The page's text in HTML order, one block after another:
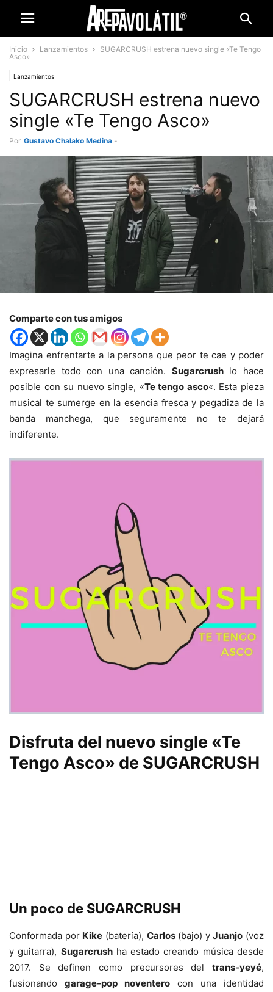
Inicio Lanzamientos
SUGARCRUSH estrena nuevo single «Te Tengo
Asco»
Lanzamientos
SUGARCRUSH estrena nuevo
single «Te Tengo Asco»
Por Gustavo Chalako Medina -
Comparte con tus amigos
Imagina enfrentarte a la persona que peor te cae y poder
expresarle todo con una canción. Sugarcrushlo hace
posible con su nuevo single, «Te tengo asco«. Esta pieza
musical te sumerge en la esencia fresca y pegadiza de la
banda manchega, que seguramente no te dejará
indiferente.
Disfruta del nuevo single «Te
Tengo Asco» de SUGARCRUSH
Un poco de SUGARCRUSH
Conformada por Kike (batería), Carlos(bajo) yJuanjo (voz
y guitarra), Sugarcrushha estado creando música desde
2017. Se definen como precursores del trans-yeyé,
fusionando garage-pop noventero con una identidad